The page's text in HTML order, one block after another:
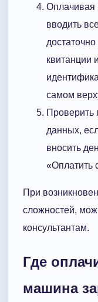
Оплачивая
вводить
квитанции
самом
Проверить
данных,
вносить
«Оплатить
При
сложностей,
консультантам.
Где
машина